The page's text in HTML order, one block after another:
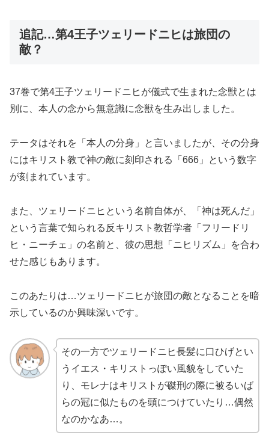
追記…第4王子ツェリードニヒは旅団の
敵？
37巻で第4王子ツェリードニヒが儀式で生まれた念獣とは
別に、本人の念から無意識に念獣を生み出しました。
テータはそれを「本人の分身」と言いましたが、その分身
にはキリスト教で神の敵に刻印される「666」という数字
が刻まれています。
また、ツェリードニヒという名前自体が、「神は死んだ」
という言葉で知られる反キリスト教哲学者「フリードリ
ヒ・ニーチェ」の名前と、彼の思想「ニヒリズム」を合わ
せた感じもあります。
このあたりは…ツェリードニヒが旅団の敵となることを暗
示しているのか興味深いです。
その一方でツェリードニヒ長髪に口ひげとい
うイエス・キリストっぽい風貌をしていた
り、モレナはキリストが磔刑の際に被るいば
らの冠に似たものを頭につけていたり…偶然
なのかなあ…。